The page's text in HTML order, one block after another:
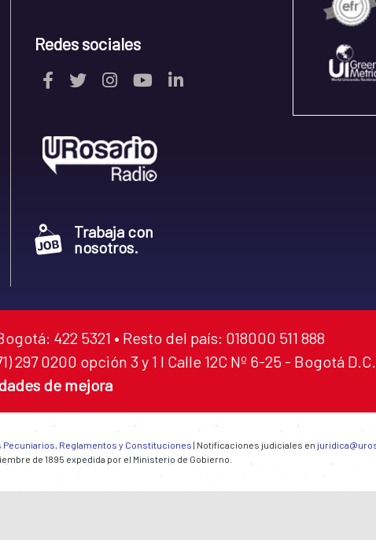
Redes sociales
Trabaja con
nosotros.
422 5321 • Resto del país: 018000 511 888
297 0200 opción 3 y 1 I Calle 12C Nº 6-25 - Bogotá
de mejora
Pecuniarios, Reglamentos y Constituciones | Notificaciones judiciales en
de 1895 expedida por el Ministerio de Gobierno.